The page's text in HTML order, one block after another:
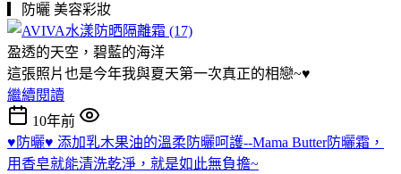
▎防曬 美容彩妝
盈透的天空，碧藍的海洋
這張照片也是今年我與夏天第一次真正的相戀~♥
繼續閱讀
10年前
♥防曬♥ 添加乳木果油的溫柔防曬呵護--Mama Butter防曬霜，
用香皂就能清洗乾淨，就是如此無負擔~